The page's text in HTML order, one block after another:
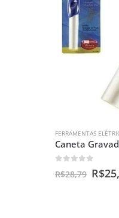
FERRAMENTAS
R$28,79 R$